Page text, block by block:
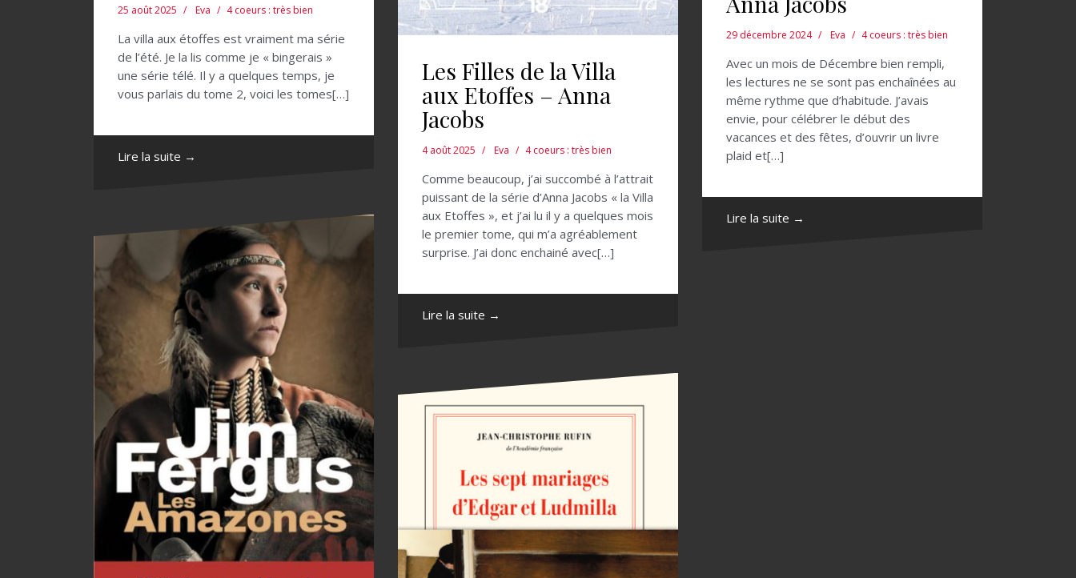
25 août 2025 Eva 4 coeurs : très bien
La villa aux étoffes est vraiment ma série
de l’été. Je la lis comme je « bingerais »
une série télé. Il y a quelques temps, je
vous parlais du tome 2, voici les tomes[…]
Lire la suite →
Les Filles de la Villa
aux Etoffes – Anna
Jacobs
4 août 2025 Eva 4 coeurs : très bien
Comme beaucoup, j’ai succombé à l’attrait
puissant de la série d’Anna Jacobs « la Villa
aux Etoffes », et j’ai lu il y a quelques mois
le premier tome, qui m’a agréablement
surprise. J’ai donc enchainé avec[…]
Lire la suite →
29 décembre 2024 Eva 4 coeurs : très bien
Avec un mois de Décembre bien rempli,
les lectures ne se sont pas enchaînées au
même rythme que d’habitude. J’avais
envie, pour célébrer le début des
vacances et des fêtes, d’ouvrir un livre
plaid et[…]
Lire la suite →